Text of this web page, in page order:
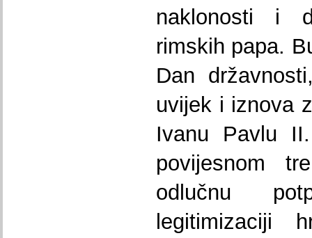
naklonosti i
rimskih papa.
Dan
uvijek i iznova
Ivanu Pavlu
povijesnom
odlučnu
legitimizaciji